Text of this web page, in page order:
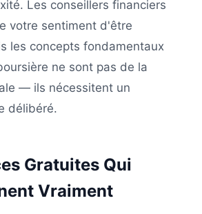
Les conseillers financiers
votre sentiment d'être
les concepts fondamentaux
ne sont pas de la
— ils nécessitent un
délibéré.
Gratuites Qui
Vraiment